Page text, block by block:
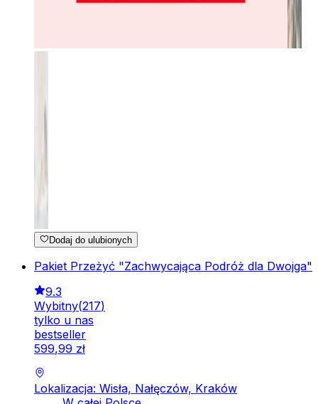
Dodaj do ulubionych
Pakiet Przeżyć "Zachwycająca Podróż dla Dwojga"
9.3
Wybitny(217)
tylko u nas
bestseller
599,99 zł
Lokalizacja: Wisła, Nałęczów, Kraków